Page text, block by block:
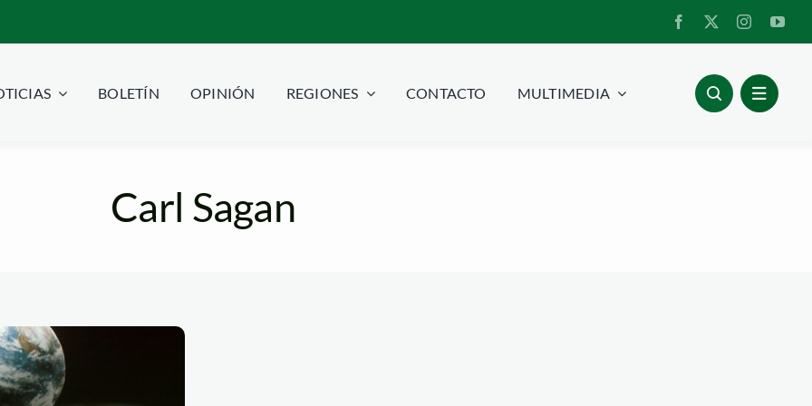
BOLETÍN OPINIÓN REGIONES CONTACTO MULTIMEDIA
Carl Sagan